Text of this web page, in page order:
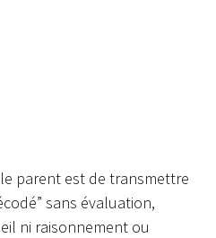
parent est de transmettre
sans évaluation,
ni raisonnement ou